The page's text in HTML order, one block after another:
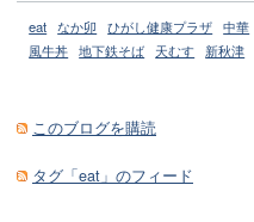
eat なか卯 ひがし健康プラザ 中華
風牛丼 地下鉄そば 天むす 新秋津
このブログを購読
タグ「eat」のフィード